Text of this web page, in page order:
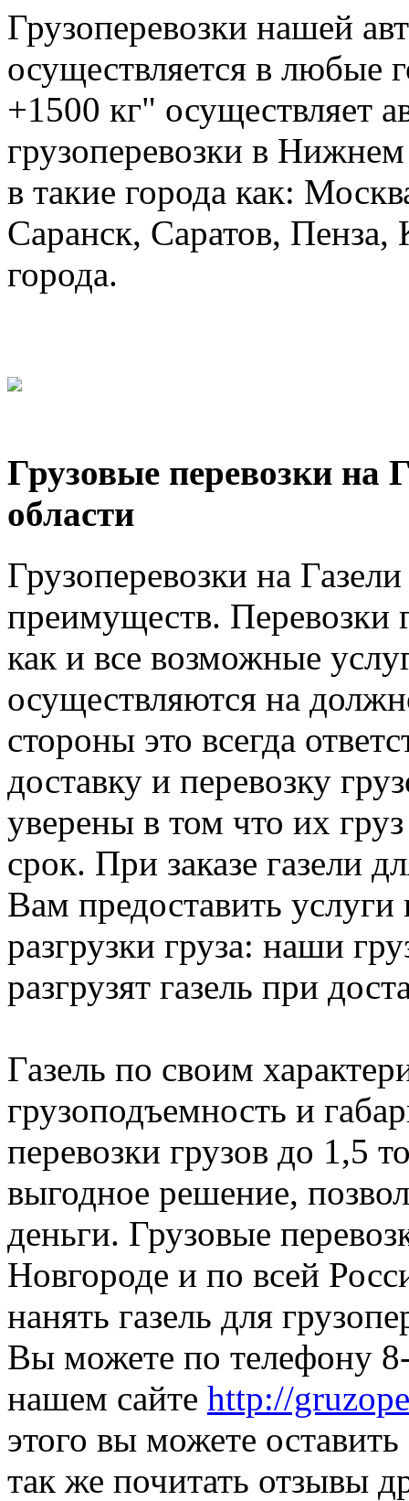
Грузоперевозки нашей
осуществляется в любые
+1500 кг" осуществляет
грузоперевозки в
в такие города как:
Саранск, Саратов, Пенза,
города.
Грузовые перевозки на
области
Грузоперевозки на
преимуществ. Перевозки
как и все возможные
осуществляются на
стороны это всегда
доставку и перевозку
уверены в том что их
срок. При заказе газели
Вам предоставить услуги
разгрузки груза: наши
разгрузят газель при
Газель по своим
грузоподъемность и
перевозки грузов до 1,5
выгодное решение,
деньги. Грузовые
Новгороде и по всей
нанять газель для
Вы можете по телефону
нашем сайте http://
этого вы можете
так же почитать отзывы